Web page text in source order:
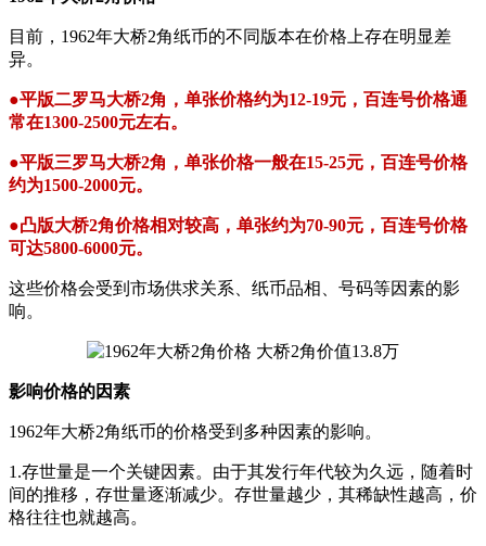
目前，1962年大桥2角纸币的不同版本在价格上存在明显差
异。
●平版二罗马大桥2角，单张价格约为12-19元，百连号价格通
常在1300-2500元左右。
●平版三罗马大桥2角，单张价格一般在15-25元，百连号价格
约为1500-2000元。
●凸版大桥2角价格相对较高，单张约为70-90元，百连号价格
可达5800-6000元。
这些价格会受到市场供求关系、纸币品相、号码等因素的影
响。
影响价格的因素
1962年大桥2角纸币的价格受到多种因素的影响。
1.存世量是一个关键因素。由于其发行年代较为久远，随着时
间的推移，存世量逐渐减少。存世量越少，其稀缺性越高，价
格往往也就越高。